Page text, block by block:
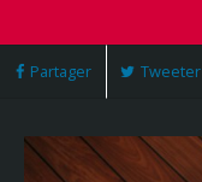
Partager Tweeter